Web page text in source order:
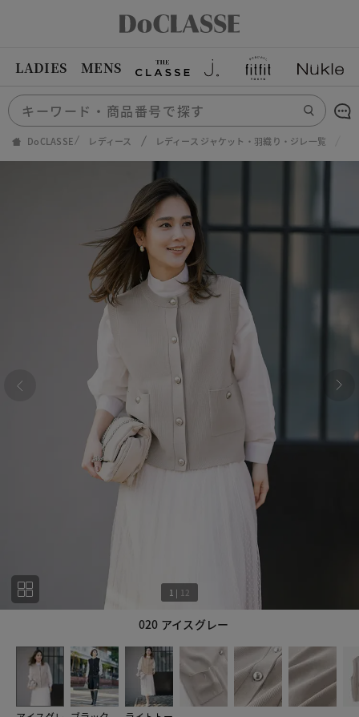
LADIES MENS
DoCLASSE レディース レディース ジャケット・羽織り・ジレ一覧
020 アイスグレー
1 | 12
1 12